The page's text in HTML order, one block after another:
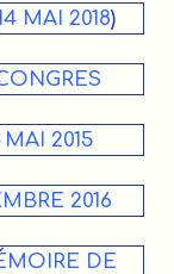
MAI 2018)
2015
2016
DE